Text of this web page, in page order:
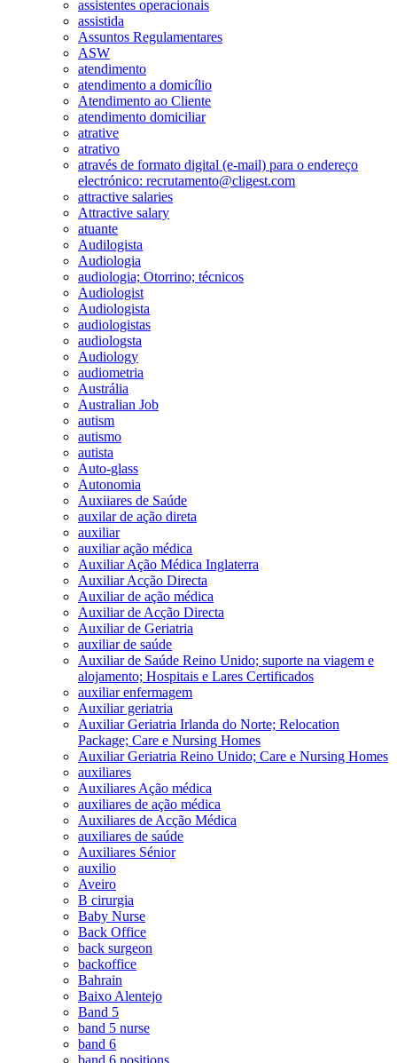
assistentes operacionais
assistida
Assuntos Regulamentares
ASW
atendimento
atendimento a domicílio
Atendimento ao Cliente
atendimento domiciliar
atrative
atrativo
através de formato digital (e-mail) para o endereço
electrónico: recrutamento@cligest.com
attractive salaries
Attractive salary
atuante
Audilogista
Audiologia
audiologia; Otorrino; técnicos
Audiologist
Audiologista
audiologistas
audiologsta
Audiology
audiometria
Austrália
Australian Job
autism
autismo
autista
Auto-glass
Autonomia
Auxiiares de Saúde
auxilar de ação direta
auxiliar
auxiliar ação médica
Auxiliar Ação Médica Inglaterra
Auxiliar Acção Directa
Auxiliar de ação médica
Auxiliar de Acção Directa
Auxiliar de Geriatria
auxiliar de saúde
Auxiliar de Saúde Reino Unido; suporte na viagem e
alojamento; Hospitais e Lares Certificados
auxiliar enfermagem
Auxiliar geriatria
Auxiliar Geriatria Irlanda do Norte; Relocation
Package; Care e Nursing Homes
Auxiliar Geriatria Reino Unido; Care e Nursing Homes
auxiliares
Auxiliares Ação médica
auxiliares de ação médica
Auxiliares de Acção Médica
auxiliares de saúde
Auxiliares Sénior
auxilio
Aveiro
B cirurgia
Baby Nurse
Back Office
back surgeon
backoffice
Bahrain
Baixo Alentejo
Band 5
band 5 nurse
band 6
band 6 positions